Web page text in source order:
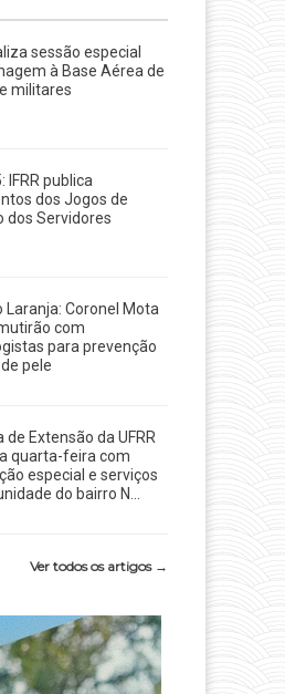
sessão especial
à Base Aérea de
militares
IFRR publica
dos Jogos de
dos Servidores
Laranja: Coronel Mota
com
para prevenção
pele
de Extensão da UFRR
quarta-feira com
especial e serviços
do bairro N...
Ver todos os artigos →